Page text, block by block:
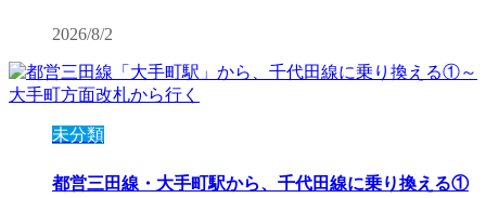
2026/8/2
未分類
都営三田線・大手町駅から、千代田線に乗り換える①